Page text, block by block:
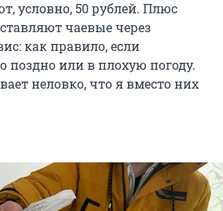
условно, 50 рублей. Плюс
чаевые через
как правило, если
поздно или в плохую погоду.
неловко, что я вместо них